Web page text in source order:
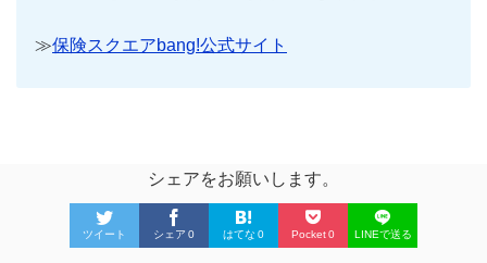
≫保険スクエアbang!公式サイト
シェアをお願いします。
ツイート シェア 0 はてな 0 Pocket0 LINEで送る